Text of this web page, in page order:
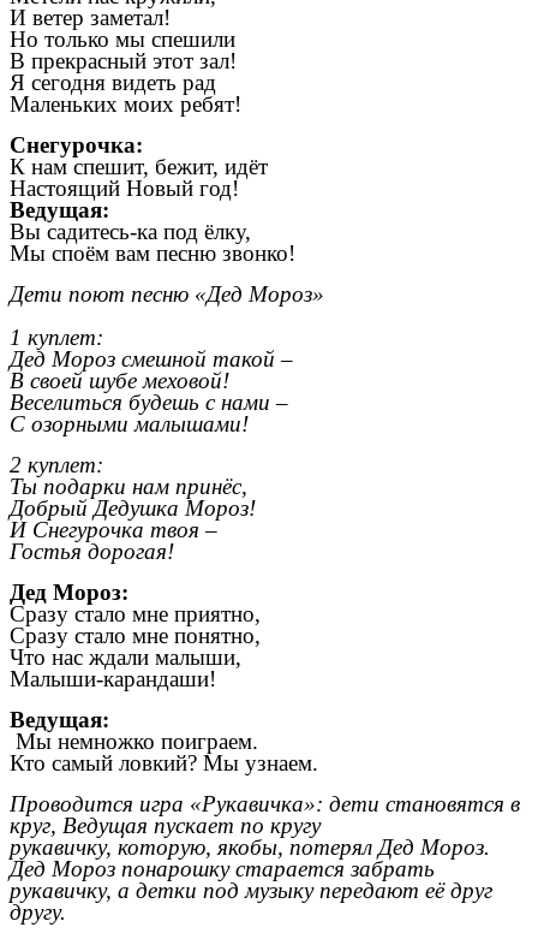
И ветер заметал!
Но только мы спешили
В прекрасный этот зал!
Я сегодня видеть рад
Маленьких моих ребят!
Снегурочка:
К нам спешит, бежит, идёт
Настоящий Новый год!
Ведущая:
Вы садитесь-ка под ёлку,
Мы споём вам песню звонко!
Дети поют песню «Дед Мороз»
1 куплет:
Дед Мороз смешной такой –
В своей шубе меховой!
Веселиться будешь с нами –
С озорными малышами!
2 куплет:
Ты подарки нам принёс,
Добрый Дедушка Мороз!
И Снегурочка твоя –
Гостья дорогая!
Дед Мороз:
Сразу стало мне приятно,
Сразу стало мне понятно,
Что нас ждали малыши,
Малыши-карандаши!
Ведущая:
Мы немножко поиграем.
Кто самый ловкий? Мы узнаем.
Проводится игра «Рукавичка»: дети становятся в
круг, Ведущая пускает по кругу
рукавичку, которую, якобы, потерял Дед Мороз.
Дед Мороз понарошку старается забрать
рукавичку, а детки под музыку передают её друг
другу.